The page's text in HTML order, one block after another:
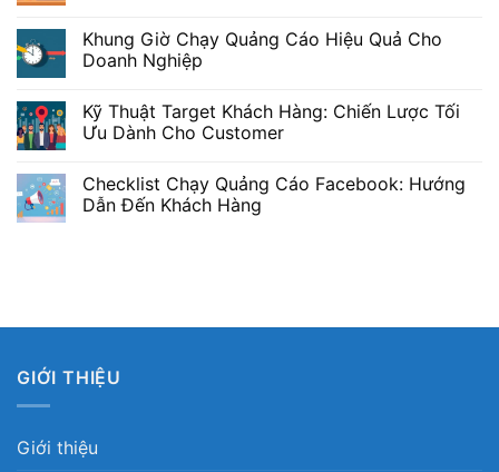
Khung Giờ Chạy Quảng Cáo Hiệu Quả Cho
Doanh Nghiệp
Kỹ Thuật Target Khách Hàng: Chiến Lược Tối
Ưu Dành Cho Customer
Checklist Chạy Quảng Cáo Facebook: Hướng
Dẫn Đến Khách Hàng
GIỚI THIỆU
Giới thiệu